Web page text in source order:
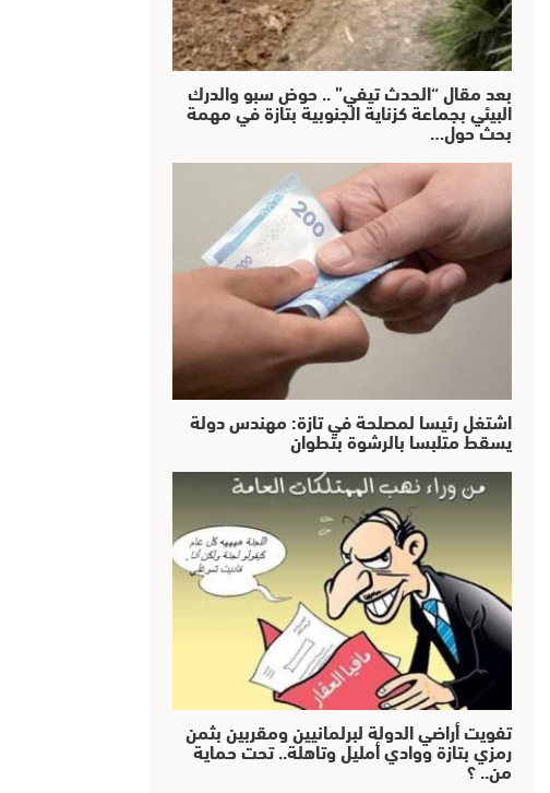
بعد مقال “الحدث تيفي” .. حوض سبو والدرك
البيئي بجماعة كزناية الجنوبية بتازة في مهمة
بحث حول…
اشتغل رئيسا لمصلحة في تازة: مهندس دولة
يسقط متلبسا بالرشوة بتطوان
تفويت أراضي الدولة لبرلمانيين ومقربين بثمن
رمزي بتازة ووادي أمليل وتاهلة.. تحت حماية
من.. ؟